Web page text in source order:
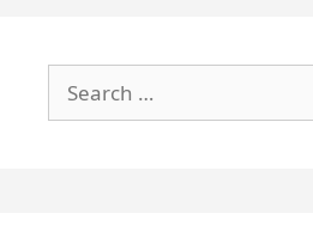
Search
for: